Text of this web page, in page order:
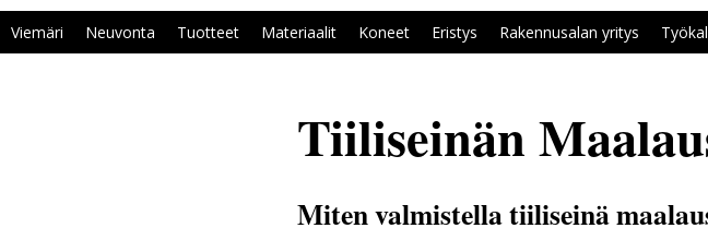
Viemäri Neuvonta Tuotteet Materiaalit Koneet Eristys Rakennusalan yritys
Tiiliseinän
Miten valmistella tiiliseinä